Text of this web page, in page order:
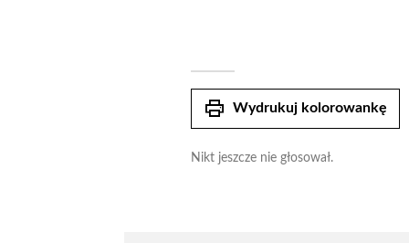
print Wydrukuj kolorowankę
Nikt jeszcze nie głosował.